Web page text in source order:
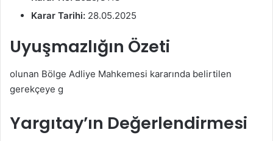
d
e
m
k
Karar Tarihi: 28.05.2025
Uyuşmazlığın Özeti
olunan Bölge Adliye Mahkemesi kararında belirtilen
gerekçeye g
Yargıtay’ın Değerlendirmesi